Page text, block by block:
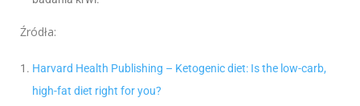
Źródła:
Harvard Health Publishing – Ketogenic diet: Is the low-carb,
high-fat diet right for you?